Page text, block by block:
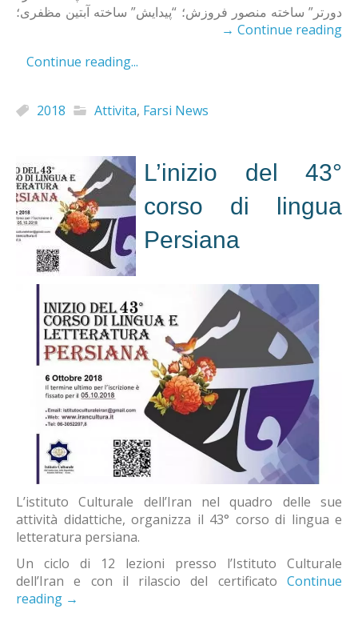
دورتر” ساخته منصور فروزش؛ “پیدایش” ساخته آبتین مظفری؛
Continue reading
→
Continue reading...
2018 Attivita, Farsi News
L’inizio del 43°
corso di lingua
Persiana
L’istituto Culturale dell’Iran nel quadro delle sue
attività didattiche, organizza il 43° corso di lingua e
letteratura persiana.
Un ciclo di 12 lezioni presso l’Istituto Culturale
dell’Iran e con il rilascio del certificato Continue
reading →